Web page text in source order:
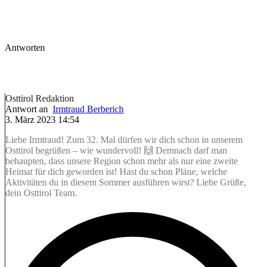
Antworten
Osttirol Redaktion
Antwort an Irmtraud Berberich
3. März 2023 14:54
Liebe Irmtraud! Zum 32. Mal dürfen wir dich schon in unserem
Osttirol begrüßen – wie wundervoll! 🙌 Demnach darf man
behaupten, dass unsere Region schon mehr als nur eine zweite
Heimat für dich geworden ist! Hast du schon Pläne, welche
Aktivitäten du in diesem Sommer ausführen wirst? Liebe Grüße,
dein Osttirol Team.